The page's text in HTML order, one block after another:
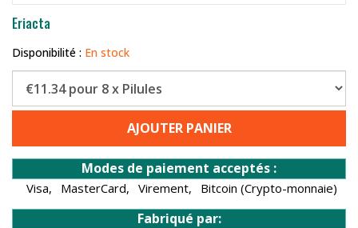
Eriacta
Disponibilité : En stock
AJOUTER PANIER
Modes de paiement acceptés :
Visa, MasterCard, Virement, Bitcoin (Crypto-monnaie)
Fabriqué par: